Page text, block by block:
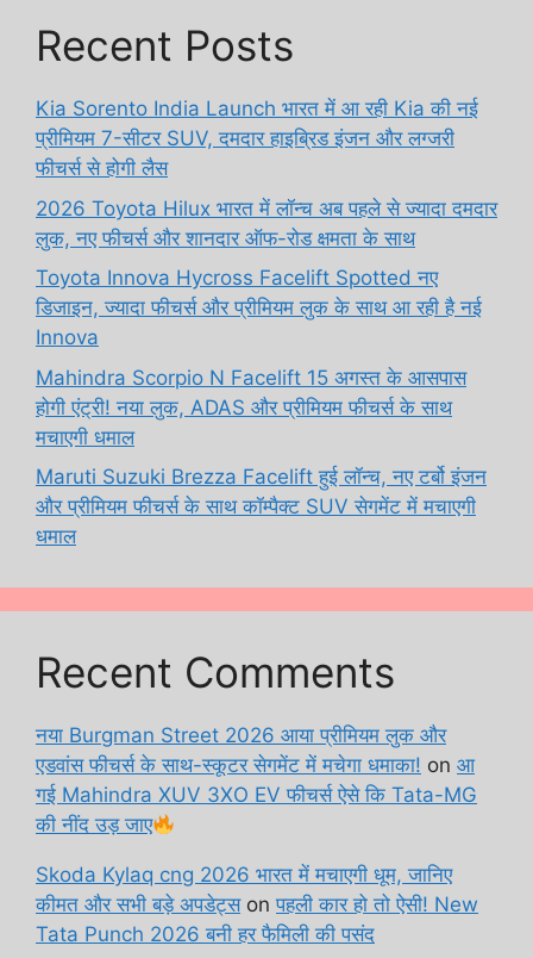
Recent Posts
Kia Sorento India Launch भारत में आ रही Kia की नई
प्रीमियम 7-सीटर SUV, दमदार हाइब्रिड इंजन और लग्जरी
फीचर्स से होगी लैस
2026 Toyota Hilux भारत में लॉन्च अब पहले से ज्यादा दमदार
लुक, नए फीचर्स और शानदार ऑफ-रोड क्षमता के साथ
Toyota Innova Hycross Facelift Spotted नए
डिजाइन, ज्यादा फीचर्स और प्रीमियम लुक के साथ आ रही है नई
Innova
Mahindra Scorpio N Facelift 15 अगस्त के आसपास
होगी एंट्री! नया लुक, ADAS और प्रीमियम फीचर्स के साथ
मचाएगी धमाल
Maruti Suzuki Brezza Facelift हुई लॉन्च, नए टर्बो इंजन
और प्रीमियम फीचर्स के साथ कॉम्पैक्ट SUV सेगमेंट में मचाएगी
धमाल
Recent Comments
नया Burgman Street 2026 आया प्रीमियम लुक और
एडवांस फीचर्स के साथ-स्कूटर सेगमेंट में मचेगा धमाका! on आ
गई Mahindra XUV 3XO EV फीचर्स ऐसे कि Tata-MG
की नींद उड़ जाए
Skoda Kylaq cng 2026 भारत में मचाएगी धूम, जानिए
कीमत और सभी बड़े अपडेट्सonपहली कार हो तो ऐसी! New
Tata Punch 2026 बनी हर फैमिली की पसंद